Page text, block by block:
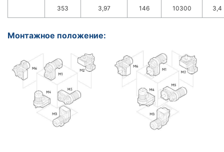
353 3,97 146 10300 3,4
Монтажное положение: